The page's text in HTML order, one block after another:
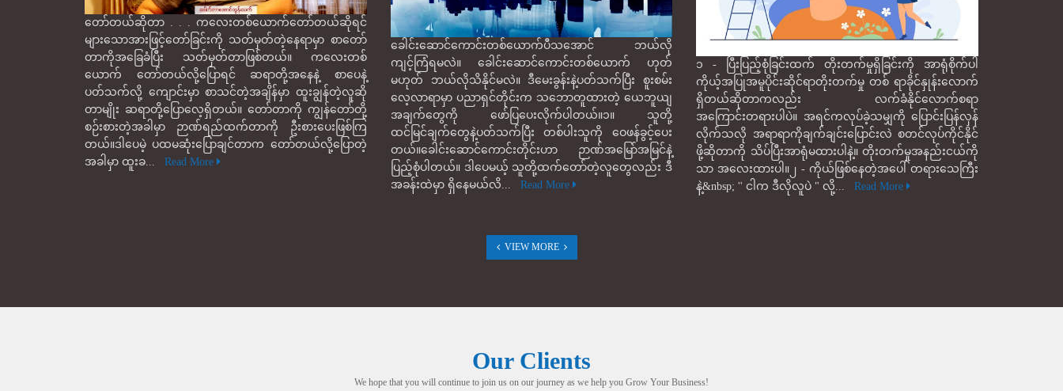
တော်တယ်ဆိုတာ . . . ကလေးတစ်ယောက်တော်တယ်ဆိုရင်
များသောအားဖြင့်တော်ခြင်းကို သတ်မှတ်တဲ့နေရာမှာ စာတော်
တာကိုအခြေခံပြီး သတ်မှတ်တာဖြစ်တယ်။ ကလေးတစ်
ယောက် တော်တယ်လို့ပြောရင် ဆရာတို့အနေနဲ့ စာပေနဲ့
ပတ်သက်လို့ ကျောင်းမှာ စာသင်တဲ့အချိန်မှာ ထူးချွန်တဲ့လူဆို
တာမျိုး ဆရာတို့ပြောလေ့ရှိတယ်။ တော်တာကို ကျွန်တော်တို့
စဉ်းစားတဲ့အခါမှာ ဉာဏ်ရည်ထက်တာကို ဦးစားပေးဖြစ်ကြ
တယ်။ဒါပေမဲ့ ပထမဆုံးပြောချင်တာက တော်တယ်လို့ပြောတဲ့
အခါမှာ ထူးခ... Read More
ခေါင်းဆောင်ကောင်းတစ်ယောက်ပီသအောင် ဘယ်လို
ကျင့်ကြံရမလဲ။ ခေါင်းဆောင်ကောင်းတစ်ယောက် ဟုတ်
မဟုတ် ဘယ်လိုသိနိုင်မလဲ။ ဒီမေးခွန်းနဲ့ပတ်သက်ပြီး စူးစမ်း
လေ့လာရာမှာ ပညာရှင်တိုင်းက သဘောတူထားတဲ့ ယေဘူယျ
အချက်တွေကို ဖော်ပြပေးလိုက်ပါတယ်။၁။ သူတို့
ထင်မြင်ချက်တွေနဲ့ပတ်သက်ပြီး တစ်ပါးသူကို ဝေဖန်ခွင့်ပေး
တယ်။ခေါင်းဆောင်ကောင်းတိုင်းဟာ ဉာဏ်အမြော်အမြင်နဲ့
ပြည့်စုံပါတယ်။ ဒါပေမယ့် သူတို့ထက်တော်တဲ့လူတွေလည်း ဒီ
အခန်းထဲမှာ ရှိနေမယ်လိ... Read More
၁ - ပြီးပြည့်စုံခြင်းထက် တိုးတက်မှုရှိခြင်းကို အာရုံစိုက်ပါ
ကိုယ့်အပြုအမူပိုင်းဆိုင်ရာတိုးတက်မှု တစ် ရာခိုင်နှုန်းလောက်
ရှိတယ်ဆိုတာကလည်း လက်ခံနိုင်လောက်စရာ
အကြောင်းတရားပါပဲ။ အရင်ကလုပ်ခဲ့သမျှကို ပြောင်းပြန်လှန်
လိုက်သလို အရာရာကိုချက်ချင်းပြောင်းလဲ စတင်လုပ်ကိုင်နိုင်
ဖို့ဆိုတာကို သိပ်ပြီးအာရုံမထားပါနဲ့။ တိုးတက်မှုအနည်းငယ်ကို
သာ အလေးထားပါ။၂ - ကိုယ်ဖြစ်နေတဲ့အပေါ် တရားသေကြီး
နဲ့&nbsp; '' ငါက ဒီလိုလူပဲ " လို့...Read More
VIEW MORE
Our Clients
We hope that you will continue to join us on our journey as we help you Grow Your Business!